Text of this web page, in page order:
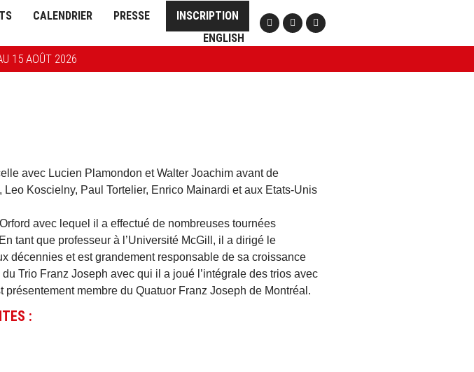
CALENDRIER PRESSE
INSCRIPTION
ENGLISH
15 AOÛT 2026
avec Lucien Plamondon et Walter Joachim avant de
Koscielny, Paul Tortelier, Enrico Mainardi et aux Etats-Unis
avec lequel il a effectué de nombreuses tournées
tant que professeur à l’Université McGill, il a dirigé le
décennies et est grandement responsable de sa croissance
Trio Franz Joseph avec qui il a joué l’intégrale des trios avec
membre du Quatuor Franz Joseph de Montréal.
: